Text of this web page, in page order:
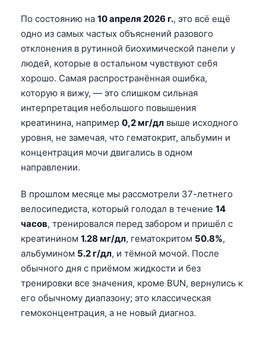
По состоянию на 10 апреля 2026 г., это всё ещё
одно из самых частых объяснений разового
отклонения в рутинной биохимической панели у
людей, которые в остальном чувствуют себя
хорошо. Самая распространённая ошибка,
которую я вижу, — это слишком сильная
интерпретация небольшого повышения
креатинина, например 0,2 мг/дл выше исходного
уровня, не замечая, что гематокрит, альбумин и
концентрация мочи двигались в одном
направлении.
В прошлом месяце мы рассмотрели 37-летнего
велосипедиста, который голодал в течение 14
часов, тренировался перед забором и пришёл с
креатинином 1.28 мг/дл, гематокритом 50.8%,
альбумином 5.2 г/дл, и тёмной мочой. После
обычного дня с приёмом жидкости и без
тренировки все значения, кроме BUN, вернулись к
его обычному диапазону; это классическая
гемоконцентрация, а не новый диагноз.